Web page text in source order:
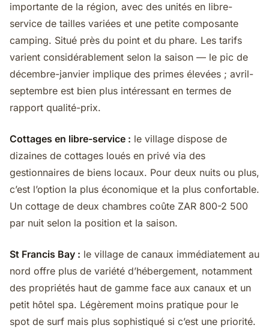
importante de la région, avec des unités en libre-
service de tailles variées et une petite composante
camping. Situé près du point et du phare. Les tarifs
varient considérablement selon la saison — le pic de
décembre-janvier implique des primes élevées ; avril-
septembre est bien plus intéressant en termes de
rapport qualité-prix.
Cottages en libre-service : le village dispose de
dizaines de cottages loués en privé via des
gestionnaires de biens locaux. Pour deux nuits ou plus,
c’est l’option la plus économique et la plus confortable.
Un cottage de deux chambres coûte ZAR 800-2 500
par nuit selon la position et la saison.
St Francis Bay : le village de canaux immédiatement au
nord offre plus de variété d’hébergement, notamment
des propriétés haut de gamme face aux canaux et un
petit hôtel spa. Légèrement moins pratique pour le
spot de surf mais plus sophistiqué si c’est une priorité.